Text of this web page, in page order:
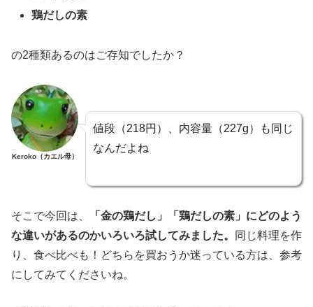
鶏だしの素
の2種類あるのはご存知でしたか？
Keroko（カエル母）
値段（218円）、内容量（227g）も同じ
なんだよね
そこで今回は、
「金の鶏だし」「鶏だしの素」にどのよう
な違いがあるのかいろいろ試してみました。
同じ料理を作
り、食べ比べも‍！どちらを買おうか迷っている方は、参考
にしてみてくださいね。